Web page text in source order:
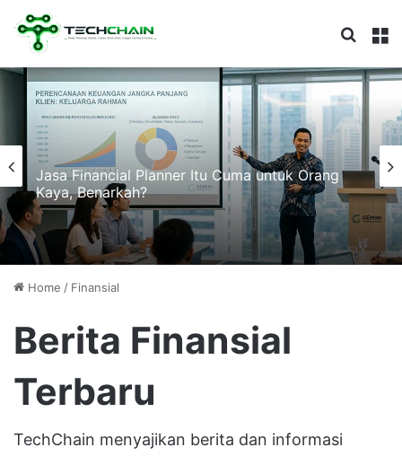
Jasa Financial Planner Itu Cuma untuk Orang
Kaya, Benarkah?
Home / Finansial
Berita Finansial
Terbaru
TechChain menyajikan berita dan informasi